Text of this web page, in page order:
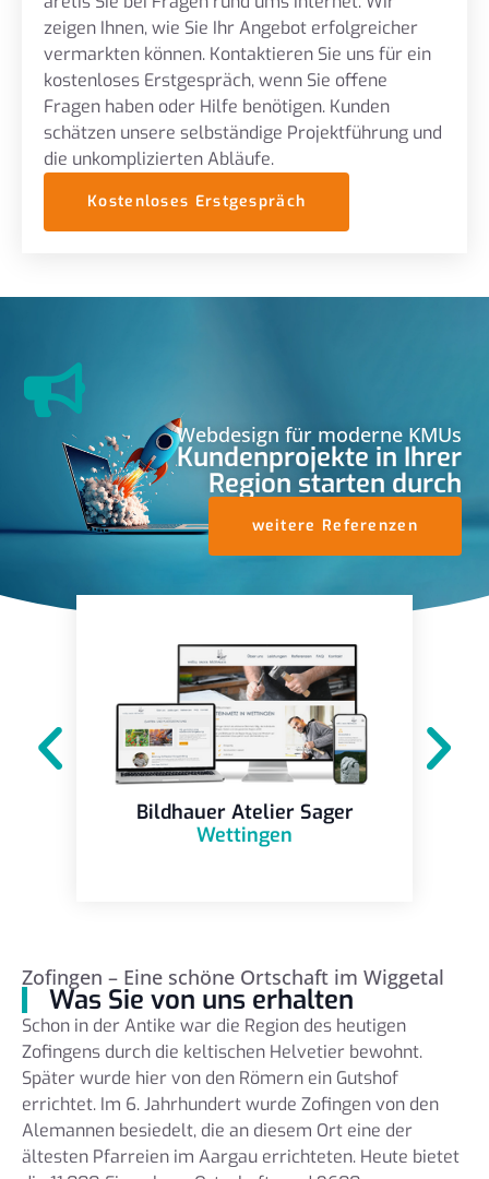
zeigen Ihnen, wie Sie Ihr Angebot erfolgreicher
vermarkten können. Kontaktieren Sie uns für ein
kostenloses Erstgespräch, wenn Sie offene
Fragen haben oder Hilfe benötigen. Kunden
schätzen unsere selbständige Projektführung und
die unkomplizierten Abläufe.
Kostenloses Erstgespräch
Webdesign für moderne KMUs
Kundenprojekte in Ihrer
Region starten durch
weitere Referenzen
Bildhauer Atelier Sager
Wettingen
Zofingen – Eine schöne Ortschaft im Wiggetal
Was Sie von uns erhalten
Schon in der Antike war die Region des heutigen
Zofingens durch die keltischen Helvetier bewohnt.
Später wurde hier von den Römern ein Gutshof
errichtet. Im 6. Jahrhundert wurde Zofingen von den
Alemannen besiedelt, die an diesem Ort eine der
ältesten Pfarreien im Aargau errichteten. Heute bietet